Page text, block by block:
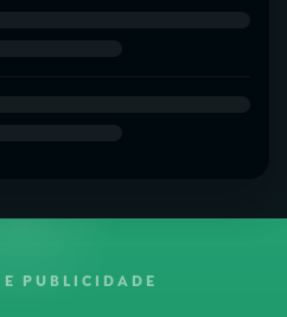
E PUBLICIDADE